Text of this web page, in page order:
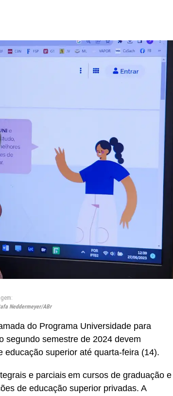
Neddermeyer/ABr
do Programa Universidade para
segundo semestre de 2024 devem
superior até quarta-feira (14).
e parciais em cursos de graduação e
de educação superior privadas. A